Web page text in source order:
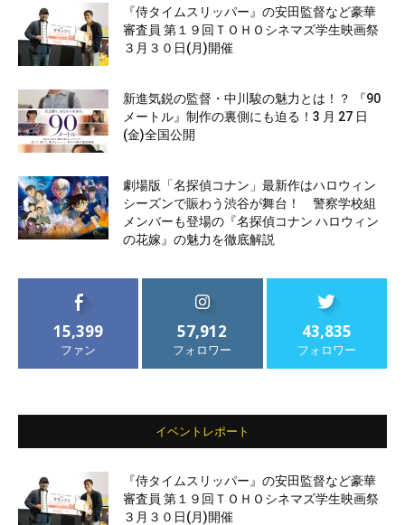
『侍タイムスリッパー』の安田監督など豪華
審査員 第１９回ＴＯＨＯシネマズ学生映画祭
３月３０日(月)開催
新進気鋭の監督・中川駿の魅力とは！？ 『90
メートル』制作の裏側にも迫る！3 月 27 日
(金)全国公開
劇場版「名探偵コナン」最新作はハロウィン
シーズンで賑わう渋谷が舞台！ 警察学校組
メンバーも登場の『名探偵コナン ハロウィン
の花嫁』の魅力を徹底解説
15,399
ファン
57,912
フォロワー
43,835
フォロワー
イベントレポート
『侍タイムスリッパー』の安田監督など豪華
審査員 第１９回ＴＯＨＯシネマズ学生映画祭
３月３０日(月)開催